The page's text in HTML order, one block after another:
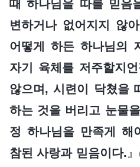
때 하나님을 따를 믿음
변하거나 없어지지 않
어떻게 하든 하나님의
자기 육체를 저주할지
않으며, 시련이 닥쳤을
하는 것을 버리고 눈물
정 하나님을 만족게 해
참된 사랑과 믿음이다. 』